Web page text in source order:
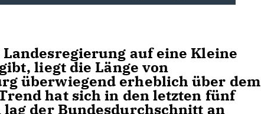
auf eine Kleine
liegt die Länge von
überwiegend erheblich über dem
hat sich in den letzten fünf
der Bundesdurchschnitt an